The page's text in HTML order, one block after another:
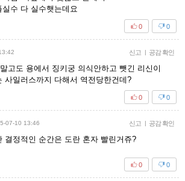
수 다 실수햇는데요
0
0
신고 공감 확인
고도 용에서 징키궁 의식안하고 뺏긴 리신이
사일러스까지 다해서 역전당한건데?
0
0
07-10 13:46 신고 공감 확인
결정적인 순간은 도란 혼자 빨린거쥬?
0
0